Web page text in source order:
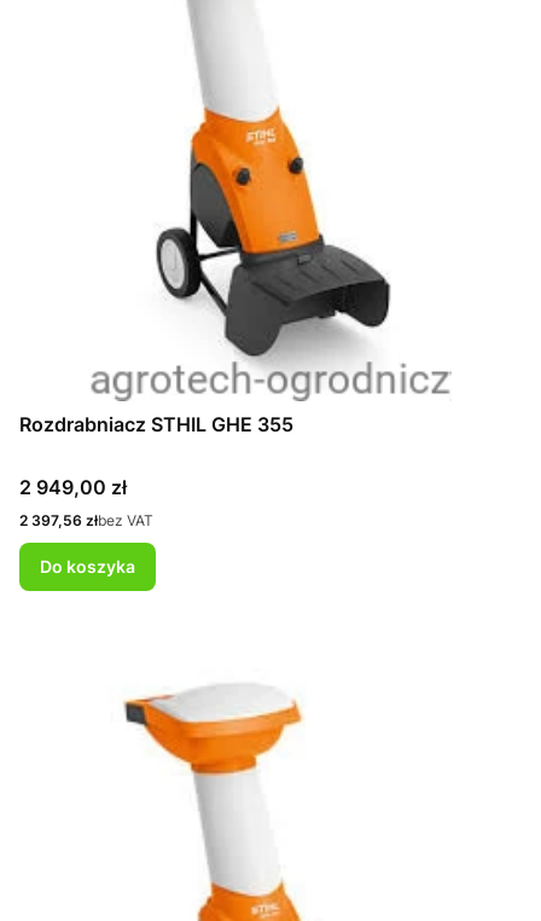
Rozdrabniacz STHIL GHE 355
Cena
2 949,00 zł
Cena
2 397,56 złbez VAT
Do koszyka